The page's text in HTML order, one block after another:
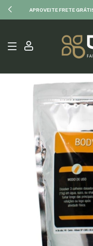
APROVEITE FRETE